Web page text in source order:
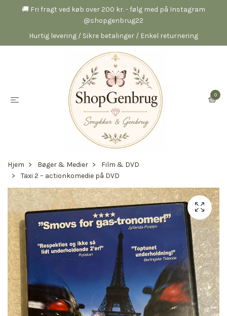
🚚 Fri fragt ved køb over 200 kr. - følg med på Instagram
@shopgenbrug22
Hurtig levering / Sikre betalinger / Enkel returnering
0
Hjem Bøger & Medier
Film & DVD
Taxi 2 – actionkomedie på DVD